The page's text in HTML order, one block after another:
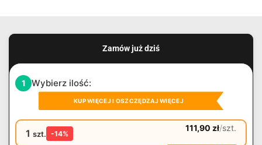
Zamów już dziś
1 Wybierz ilość:
KUP WIĘCEJ I OSZCZĘDZAJ WIĘCEJ
1 szt. -14%
111,90 zł/szt.